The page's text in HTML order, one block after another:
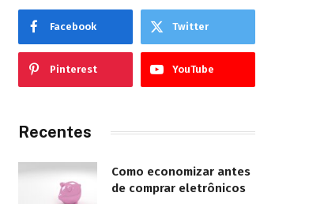
Facebook Twitter
Pinterest YouTube
Recentes
Como economizar antes
de comprar eletrônicos